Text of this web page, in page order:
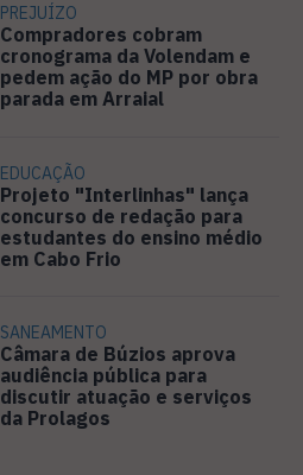
PREJUÍZO
Compradores cobram
cronograma da Volendam e
pedem ação do MP por obra
parada em Arraial
EDUCAÇÃO
Projeto "Interlinhas" lança
concurso de redação para
estudantes do ensino médio
em Cabo Frio
SANEAMENTO
Câmara de Búzios aprova
audiência pública para
discutir atuação e serviços
da Prolagos